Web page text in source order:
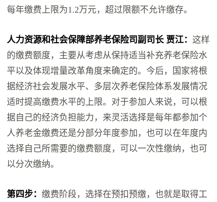
每年缴费上限为1.2万元，超过限额不允许缴存。
人力资源和社会保障部养老保险司副司长 贾江： 这样
的缴费额度，主要从考虑从保持适当补充养老保险水
平以及体现增量改革角度来确定的。今后，国家将根
据经济社会发展水平、多层次养老保险体系发展情况
适时提高缴费水平的上限。对于参加人来说，可以根
据自己的经济负担能力，来灵活选择是每年都参加个
人养老金缴费还是分部分年度参加，也可以在年度内
选择自己所需要的缴费额度，可以一次性缴纳，也可
以分次缴纳。
第四步：缴费阶段，选择在预扣预缴，也就是取得工